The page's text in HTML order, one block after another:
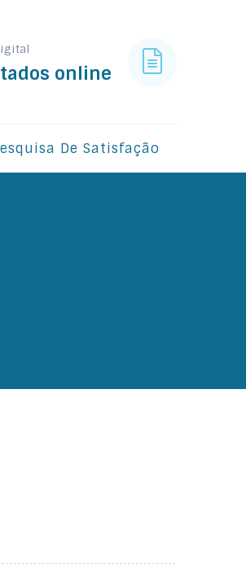
online
De Satisfação